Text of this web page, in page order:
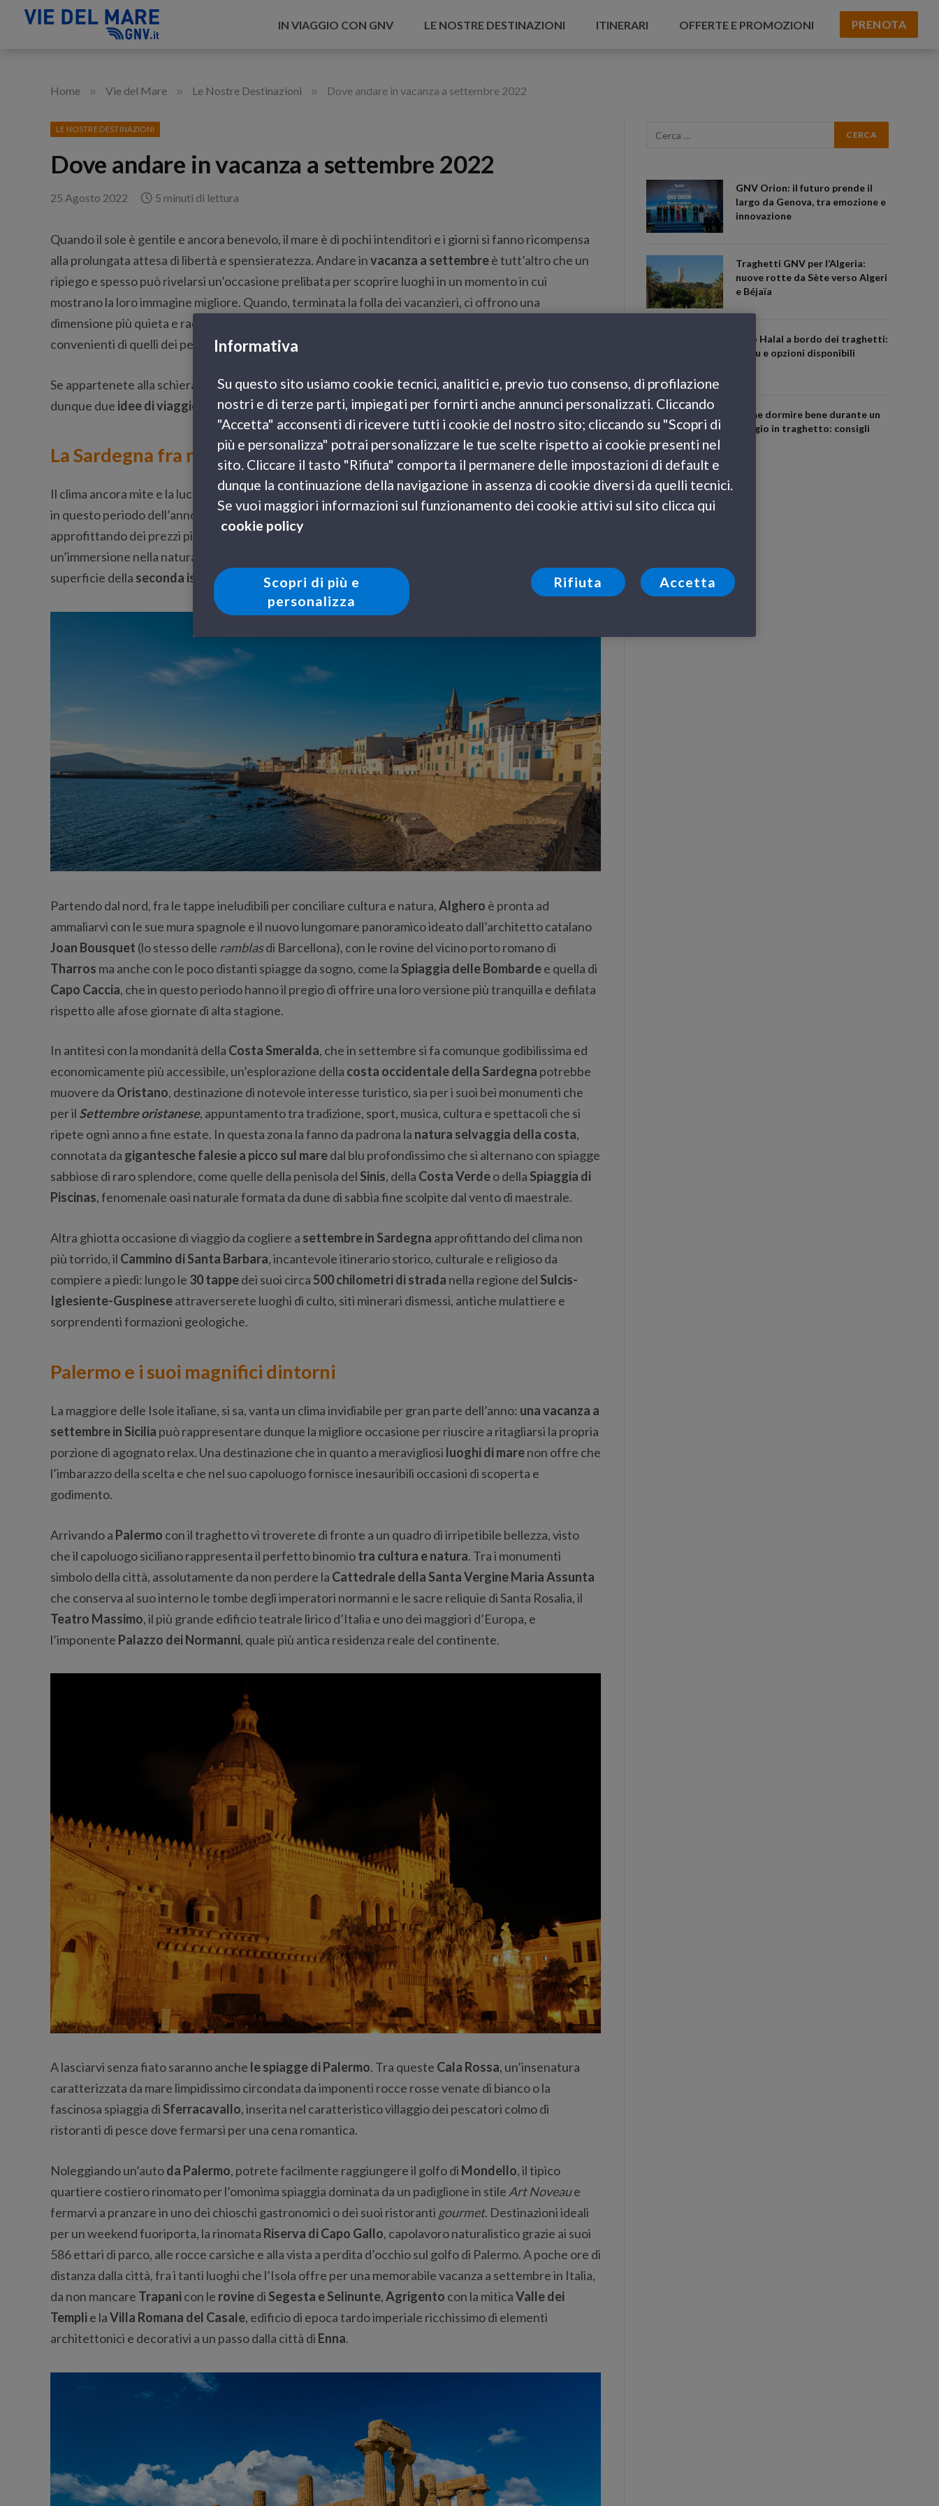
IN VIAGGIO CON GNV LE NOSTRE DESTINAZIONI ITINERARI OFFERTE E PROMOZIONI PRENOTA
Home » Vie del Mare » Le Nostre Destinazioni » Dove andare in vacanza a settembre 2022
LE NOSTRE DESTINAZIONI
Dove andare in vacanza a settembre 2022
25 Agosto 2022 5 minuti di lettura
Quando il sole è gentile e ancora benevolo, il mare è di pochi intenditori e i giorni si fanno ricompensa
alla prolungata attesa di libertà e spensieratezza. Andare invacanza a settembreè tutt’altro che un
ripiego e spesso può rivelarsi un’occasione prelibata per scoprire luoghi in un momento in cui
mostrano la loro immagine migliore. Quando, terminata la folla dei vacanzieri, ci offrono una
dimensione più quieta e raccolta, ritmi ben più rilassati rispetto al mese di agosto e prezzi più
convenienti di quelli dei periodi più canonici.
Se appartenete alla schiera di quanti preferiscono aspettare le offerte e viaggiare a settembre, ecco
dunque due idee di viaggio per godervi al meglio gli ultimi scampoli dell’estate 2022.
La Sardegna fra natura, spiagge e cultura
Il clima ancora mite e la luce soave di fine estate rendono le bellezze della Sardegna ideali da scoprire
in questo periodo dell’anno, sia che vogliate godervi una piacevolevacanza al mare a settembre 2022
approfittando dei prezzi più abbordabili, sia se siete interessati a un’esplorazione culturale o a
un’immersione nella natura più selvaggia, visto il dialogo costante di questi tre aspetti su tutta la
superficie della seconda isola più estesa del Mediterraneo
Partendo dal nord, fra le tappe ineludibili per conciliare cultura e natura,Alghero è pronta ad
ammaliarvi con le sue mura spagnole e il nuovo lungomare panoramico ideato dall’architetto catalano
Joan Bousquet (lo stesso delle ramblasdi Barcellona), con le rovine del vicino porto romano di
Tharros ma anche con le poco distanti spiagge da sogno, come laSpiaggia delle Bombardee quella di
Capo Caccia, che in questo periodo hanno il pregio di offrire una loro versione più tranquilla e defilata
rispetto alle afose giornate di alta stagione.
In antitesi con la mondanità della Costa Smeralda, che in settembre si fa comunque godibilissima ed
economicamente più accessibile, un’esplorazione della costa occidentale della Sardegna potrebbe
muovere da Oristano, destinazione di notevole interesse turistico, sia per i suoi bei monumenti che
per il Settembre oristanese, appuntamento tra tradizione, sport, musica, cultura e spettacoli che si
ripete ogni anno a fine estate. In questa zona la fanno da padrona la natura selvaggia della costa,
connotata da gigantesche falesie a picco sul maredal blu profondissimo che si alternano con spiagge
sabbiose di raro splendore, come quelle della penisola delSinis, della Costa Verdeo dellaSpiaggia di
Piscinas, fenomenale oasi naturale formata da dune di sabbia fine scolpite dal vento di maestrale.
Altra ghiotta occasione di viaggio da cogliere a settembre in Sardegna approfittando del clima non
più torrido, il Cammino di Santa Barbara, incantevole itinerario storico, culturale e religioso da
compiere a piedi: lungo le 30 tappedei suoi circa 500 chilometri di strada nella regione delSulcis-
Iglesiente-Guspineseattraverserete luoghi di culto, siti minerari dismessi, antiche mulattiere e
sorprendenti formazioni geologiche.
Palermo e i suoi magnifici dintorni
La maggiore delle Isole italiane, si sa, vanta un clima invidiabile per gran parte dell’anno: una vacanza a
settembre in Sicilia può rappresentare dunque la migliore occasione per riuscire a ritagliarsi la propria
porzione di agognato relax. Una destinazione che in quanto a meravigliosi luoghi di marenon offre che
l’imbarazzo della scelta e che nel suo capoluogo fornisce inesauribili occasioni di scoperta e
godimento.
Arrivando a Palermo con il traghetto vi troverete di fronte a un quadro di irripetibile bellezza, visto
che il capoluogo siciliano rappresenta il perfetto binomiotra cultura e natura. Tra i monumenti
simbolo della città, assolutamente da non perdere la Cattedrale della Santa Vergine Maria Assunta
che conserva al suo interno le tombe degli imperatori normanni e le sacre reliquie di Santa Rosalia, il
Teatro Massimo, il più grande edificio teatrale lirico d’Italia e uno dei maggiori d’Europa, e
l’imponente Palazzo dei Normanni, quale più antica residenza reale del continente.
A lasciarvi senza fiato saranno anche le spiagge di Palermo. Tra queste Cala Rossa, un’insenatura
caratterizzata da mare limpidissimo circondata da imponenti rocce rosse venate di bianco o la
fascinosa spiaggia diSferracavallo, inserita nel caratteristico villaggio dei pescatori colmo di
ristoranti di pesce dove fermarsi per una cena romantica.
Noleggiando un’autoda Palermo, potrete facilmente raggiungere il golfo di Mondello, il tipico
quartiere costiero rinomato per l’omonima spiaggia dominata da un padiglione in stile Art Noveaue
fermarvi a pranzare in uno dei chioschi gastronomici o dei suoi ristoranti gourmet. Destinazioni ideali
per un weekend fuoriporta, la rinomata Riserva di Capo Gallo, capolavoro naturalistico grazie ai suoi
586 ettari di parco, alle rocce carsiche e alla vista a perdita d’occhio sul golfo di Palermo. A poche ore di
distanza dalla città, fra i tanti luoghi che l’Isola offre per una memorabile vacanza a settembre in Italia,
da non mancare Trapanicon le rovinediSegesta e Selinunte,Agrigento con la miticaValle dei
Templie laVilla Romana del Casale, edificio di epoca tardo imperiale ricchissimo di elementi
architettonici e decorativi a un passo dalla città di Enna.
GNV Orion: il futuro prende il
largo da Genova, tra emozione e
innovazione
Traghetti GNV per l’Algeria:
nuove rotte da Sète verso Algeri
e Béjaïa
Cibo Halal a bordo dei traghetti:
menu e opzioni disponibili
Come dormire bene durante un
viaggio in traghetto: consigli
Informativa
Su questo sito usiamo cookie tecnici, analitici e, previo tuo consenso, di profilazione
nostri e di terze parti, impiegati per fornirti anche annunci personalizzati. Cliccando
"Accetta" acconsenti di ricevere tutti i cookie del nostro sito; cliccando su "Scopri di
più e personalizza" potrai personalizzare le tue scelte rispetto ai cookie presenti nel
sito. Cliccare il tasto "Rifiuta" comporta il permanere delle impostazioni di default e
dunque la continuazione della navigazione in assenza di cookie diversi da quelli tecnici.
Se vuoi maggiori informazioni sul funzionamento dei cookie attivi sul sito clicca qui
cookie policy
Scopri di più e
personalizza
Rifiuta Accetta